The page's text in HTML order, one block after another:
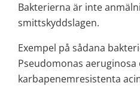
Bakterierna är inte
smittskyddslagen.
Exempel på sådana
Pseudomonas aeruginosa
karbapenemresistenta